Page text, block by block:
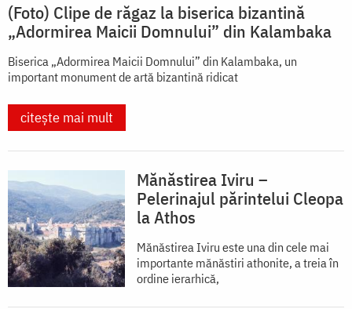
(Foto) Clipe de răgaz la biserica bizantină
„Adormirea Maicii Domnului” din Kalambaka
Biserica „Adormirea Maicii Domnului” din Kalambaka, un
important monument de artă bizantină ridicat
citește mai mult
Mănăstirea Iviru –
Pelerinajul părintelui Cleopa
la Athos
Mănăstirea Iviru este una din cele mai
importante mănăstiri athonite, a treia în
ordine ierarhică,